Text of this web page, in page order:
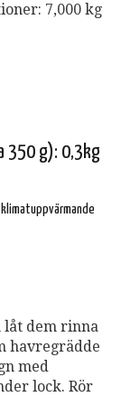
7,000 kg
350 g): 0,3kg
låt dem rinna
havregrädde
med
lock. Rör